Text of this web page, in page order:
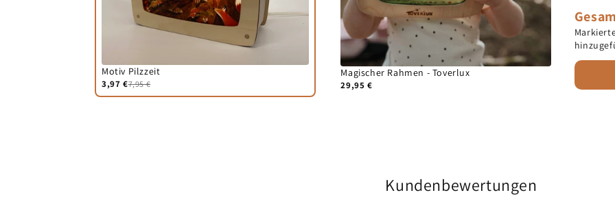
Motiv Pilzzeit
3,97 €7,95 €
Magischer Rahmen - Toverlux
29,95 €
Kundenbewertungen